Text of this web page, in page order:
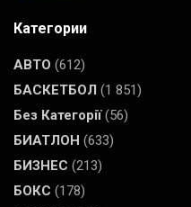
Категории
АВТО (612)
БАСКЕТБОЛ (1 851)
Без Категорії(56)
БИАТЛОН (633)
БИЗНЕС (213)
БОКС (178)